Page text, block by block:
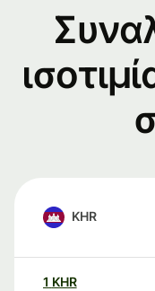
KHR
1 KHR